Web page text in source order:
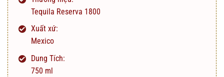
Tequila Reserva 1800
Xuất xứ:
Mexico
Dung Tích:
750 ml